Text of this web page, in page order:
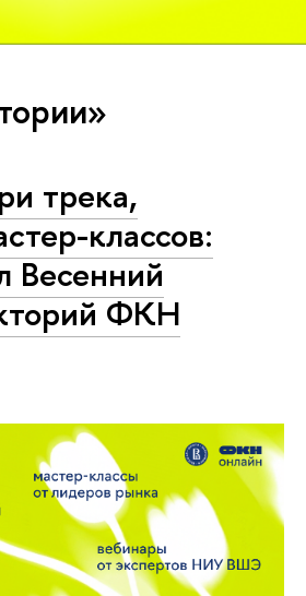
трека,
классов:
Весенний
ФКН